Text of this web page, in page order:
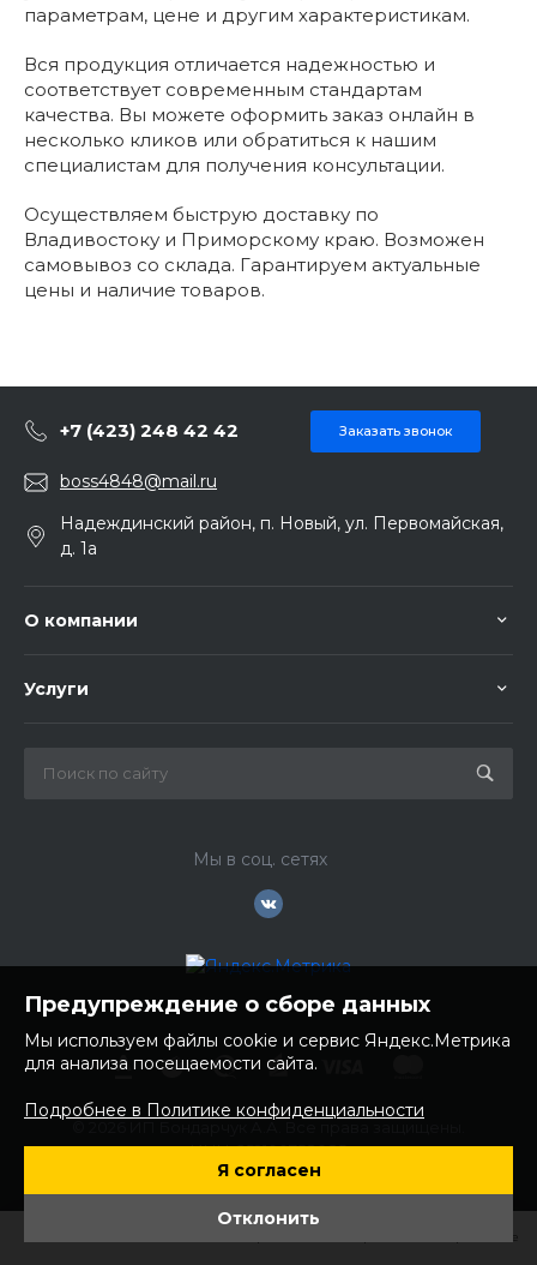
параметрам, цене и другим характеристикам.
Вся продукция отличается надежностью и
соответствует современным стандартам
качества. Вы можете оформить заказ онлайн в
несколько кликов или обратиться к нашим
специалистам для получения консультации.
Осуществляем быструю доставку по
Владивостоку и Приморскому краю. Возможен
самовывоз со склада. Гарантируем актуальные
цены и наличие товаров.
+7 (423) 248 42 42 Заказать звонок
boss4848@mail.ru
Надеждинский район, п. Новый, ул. Первомайская,
д. 1а
О компании
Услуги
Мы в соц. сетях
ИНН: 252100758085
ОГРНИП: 304250236200270
Юр. адрес: 692481 Приморский край, Надеждинский район,
с. Вольно- Надеждинское, ул. Торопова 12
Предупреждение о сборе данных
Мы используем файлы cookie и сервис Яндекс.Метрика
для анализа посещаемости сайта.
Подробнее в Политике конфиденциальности
Я согласен
Отклонить